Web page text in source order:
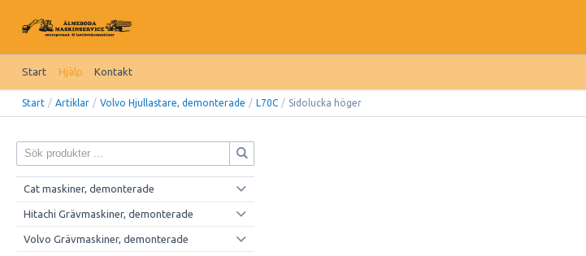
Start Hjälp Kontakt
Start / Artiklar / Volvo Hjullastare, demonterade / L70C / Sidolucka höger
Cat maskiner, demonterade
Hitachi Grävmaskiner, demonterade
Volvo Grävmaskiner, demonterade